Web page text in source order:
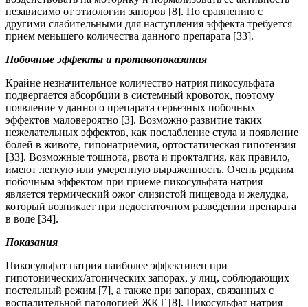
независимо от этиологии запоров [8]. По сравнению с
другими слабительными для наступления эффекта требуется
прием меньшего количества данного препарата [33].
Побочные эффекты и противопоказания
Крайне незначительное количество натрия пикосульфата
подвергается абсорбции в системный кровоток, поэтому
появление у данного препарата серьезных побочных
эффектов маловероятно [3]. Возможно развитие таких
нежелательных эффектов, как послабление стула и появление
болей в животе, гипонатриемия, ортостатическая гипотензия
[33]. Возможные тошнота, рвота и прокталгия, как правило,
имеют легкую или умеренную выраженность. Очень редким
побочным эффектом при приеме пикосульфата натрия
является термический ожог слизистой пищевода и желудка,
который возникает при недостаточном разведении препарата
в воде [34].
Показания
Пикосульфат натрия наиболее эффективен при
гипотонических/атонических запорах, у лиц, соблюдающих
постельный режим [7], а также при запорах, связанных с
воспалительной патологией ЖКТ [8]. Пикосульфат натрия